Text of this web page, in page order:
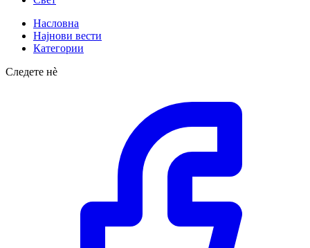
Насловна
Најнови вести
Категории
Следете нè